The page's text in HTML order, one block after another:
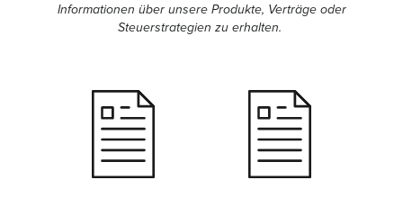
Informationen über unsere Produkte, Verträge oder
Steuerstrategien zu erhalten.